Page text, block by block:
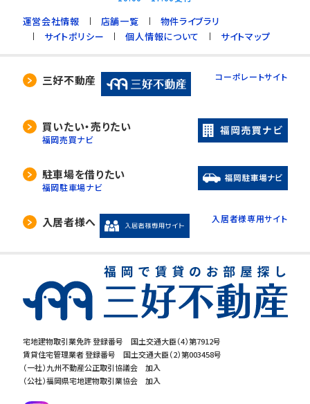
宅地建物取引業免許 登録番号 国土交通大臣（4）第7912号
賃貸住宅管理業者 登録番号 国土交通大臣（2）第003458号
（一社）九州不動産公正取引協議会 加入
（公社）福岡県宅地建物取引業協会 加入
運営会社情報 店舗一覧
物件ライブラリ
サイトポリシー
個人情報について サイトマップ
三好不動産 コーポレートサイト
買いたい・売りたい
福岡売買ナビ
駐車場を借りたい
福岡駐車場ナビ
入居者様へ 入居者様専用サイト